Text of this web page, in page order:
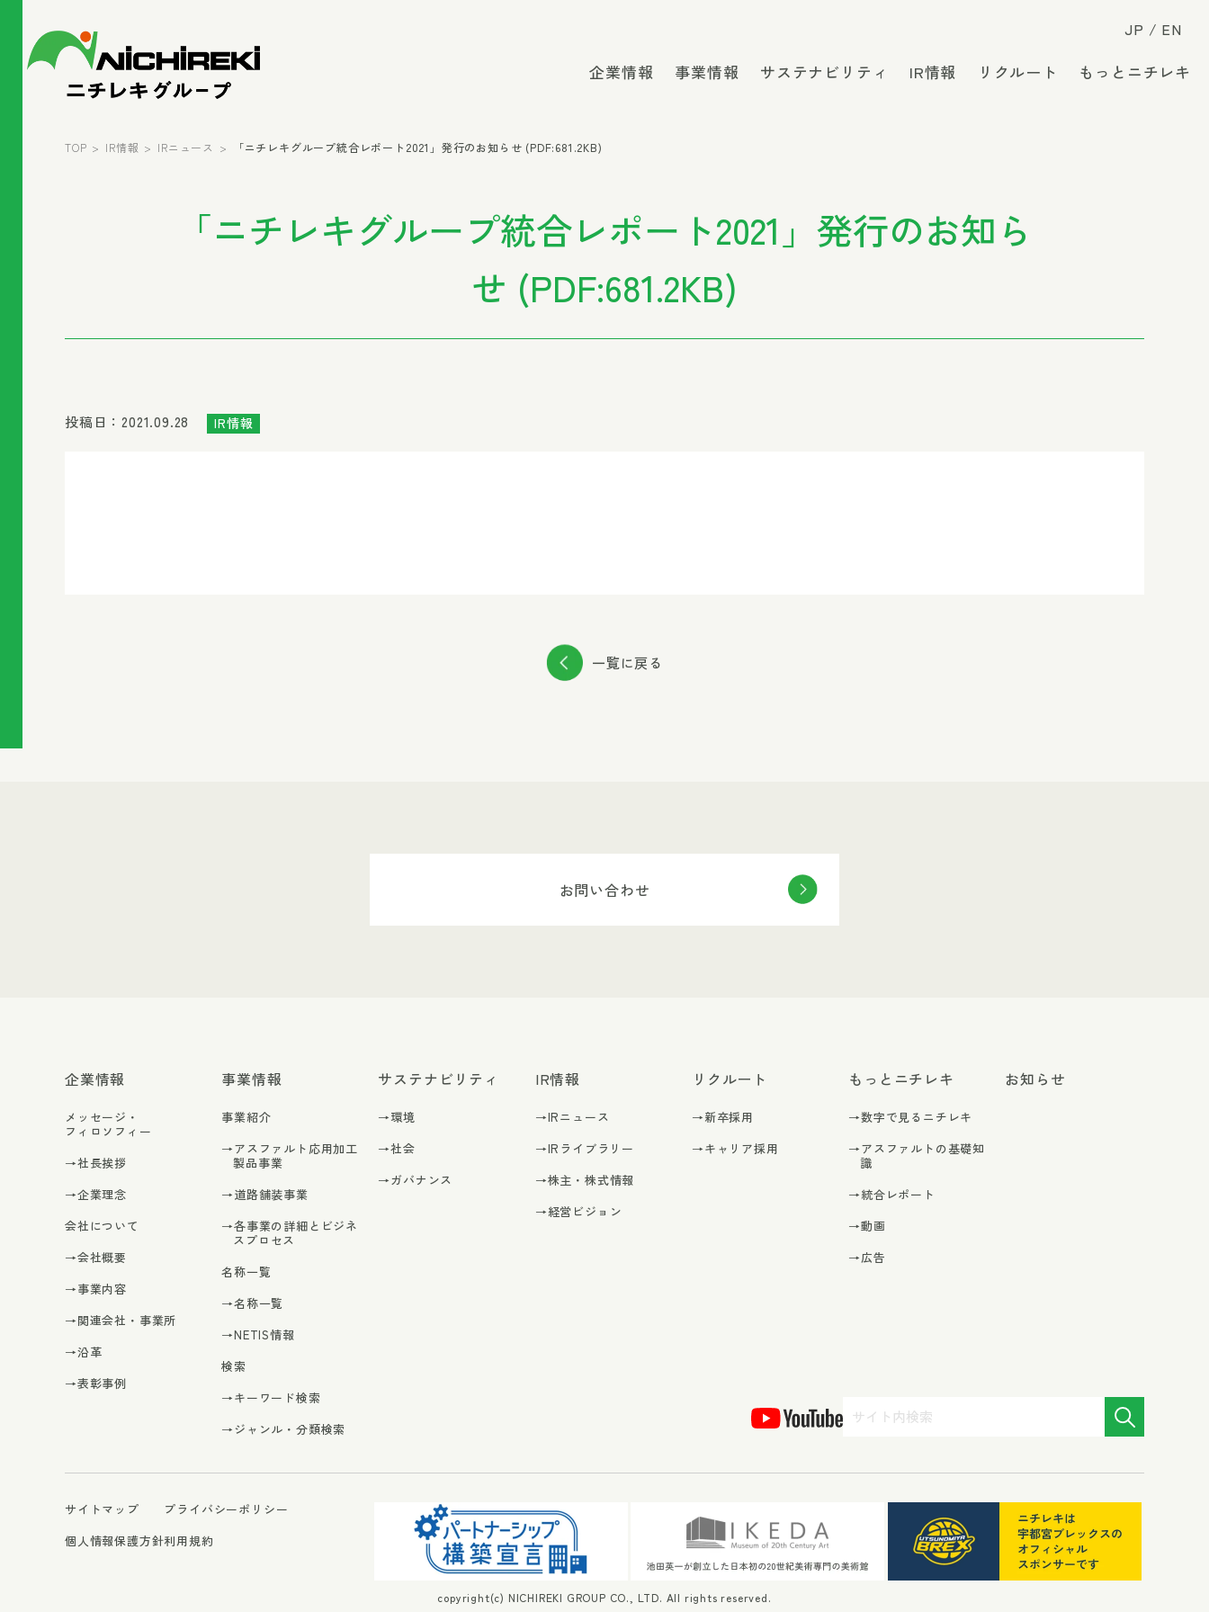
JP EN
企業情報 事業情報 サステナビリティ IR情報 リクルート もっとニチレキ
TOP IR情報 IRニュース 「ニチレキグループ統合レポート2021」発行のお知らせ (PDF:681.2KB)
「ニチレキグループ統合レポート2021」発行のお知ら
せ (PDF:681.2KB)
投稿日：2021.09.28 IR情報
一覧に戻る
お問い合わせ
企業情報
メッセージ・
フィロソフィー
→社長挨拶
→企業理念
会社について
→会社概要
→事業内容
→関連会社・事業所
→沿革
→表彰事例
事業情報
事業紹介
→アスファルト応用加工
製品事業
→道路舗装事業
→各事業の詳細とビジネ
スプロセス
名称一覧
→名称一覧
→NETIS情報
検索
→キーワード検索
→ジャンル・分類検索
サステナビリティ
→環境
→社会
→ガバナンス
IR情報
→IRニュース
→IRライブラリー
→株主・株式情報
→経営ビジョン
リクルート
→新卒採用
→キャリア採用
もっとニチレキ
→数字で見るニチレキ
→アスファルトの基礎知
識
→統合レポート
→動画
→広告
お知らせ
サイトマップ
個人情報保護方針
プライバシーポリシー
利用規約
copyright(c) NICHIREKI GROUP CO., LTD. All rights reserved.